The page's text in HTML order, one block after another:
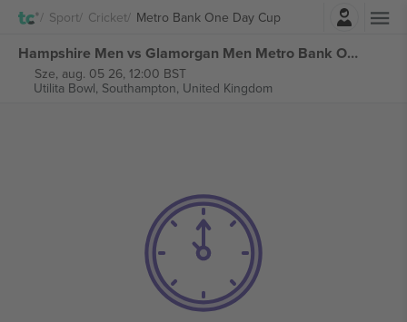
Sport Cricket Metro Bank One Day Cup
Belépés
Hampshire Men vs Glamorgan Men Metro Bank One Day Cup jegyek
Sze, aug. 05 26, 12:00 BST
Utilita Bowl, Southampton, United Kingdom